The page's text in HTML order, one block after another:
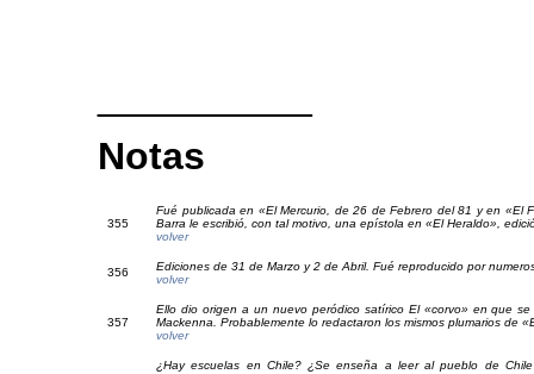
Notas
355
Fué publicada en «El Mercurio, de 26 de Febrero del 81 y en «El
Barra le escribió, con tal motivo, una epístola en «El Heraldo»,
volver
356
Ediciones de 31 de Marzo y 2 de Abril. Fué reproducido por
volver
357
Ello dio origen a un nuevo peródico satírico El «corvo» en que
Mackenna. Probablemente lo redactaron los mismos plumarios de
volver
¿Hay escuelas en Chile? ¿Se enseña a leer al pueblo de